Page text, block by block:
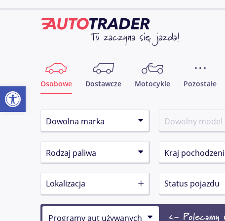
Osobowe Dostawcze Motocykle Pozostałe
Lokalizacja Status pojazdu
Otwórz pasek narzędzi